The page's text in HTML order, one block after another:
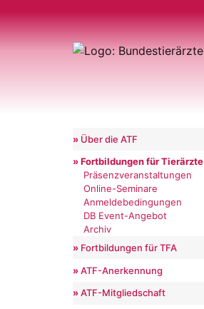
Über die ATF
Fortbildungen für Tierärzte
Präsenzveranstaltungen
Online-Seminare
Anmeldebedingungen
DB Event-Angebot
Archiv
Fortbildungen für TFA
ATF-Anerkennung
ATF-Mitgliedschaft